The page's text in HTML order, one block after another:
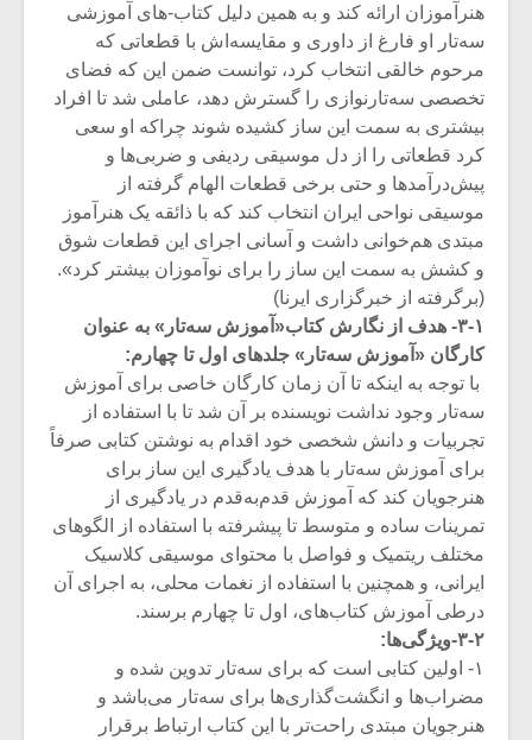
هنرآموزان ارائه کند و به همین دلیل کتاب-های آموزشی
سه‌تار او فارغ از داوری و مقایسه‌اش با قطعاتی که
مرحوم خالقی انتخاب کرد، توانست ضمن این که فضای
تخصصی سه‌تارنوازی را گسترش دهد، عاملی شد تا افراد
بیشتری به سمت این ساز کشیده شوند چراکه او سعی
کرد قطعاتی را از دل موسیقی ردیفی و ضربی‌ها و
پیش‌درآمدها و حتی برخی قطعات الهام گرفته از
موسیقی نواحی ایران انتخاب کند که با ذائقه یک هنرآموز
مبتدی هم‌خوانی داشت و آسانی اجرای این قطعات شوق
و کشش به سمت این ساز را برای نوآموزان بیشتر کرد».
(برگرفته از خبرگزاری ایرنا)
۳-۱- هدف از نگارش کتاب«آموزش سه‌تار» به عنوان
کارگان «آموزش سه‌تار» جلدهای اول تا چهارم:
با توجه به اینکه تا آن زمان کارگان خاصی برای آموزش
سه‌تار وجود نداشت نویسنده بر آن شد تا با استفاده از
تجربیات و دانش شخصی خود اقدام به نوشتن کتابی صرفاً
برای آموزش سه‌تار با هدف یادگیری این ساز برای
هنرجویان کند که آموزش قدم‌به‌قدم در یادگیری از
تمرینات ساده و متوسط تا پیشرفته با استفاده از الگوهای
مختلف ریتمیک و فواصل با محتوای موسیقی کلاسیک
ایرانی، و همچنین با استفاده از نغمات محلی، به اجرای آن
درطی آموزش کتاب‌های، اول تا چهارم برسند.
۳-۲-ویژگی‌ها:
۱- اولین کتابی است که برای سه‌تار تدوین شده و
مضراب‌ها و انگشت‌گذاری‌ها برای سه‌تار می‌باشد و
هنرجویان مبتدی راحت‌تر با این کتاب ارتباط برقرار
میکلوش روژا
یادداشتی بر موسیقی
متن فیلم «متری
شیش و نیم»
اگر نمی توانی
مشهورترین باشی،
بدنام ترین باش
موریس ژار
موسیقی